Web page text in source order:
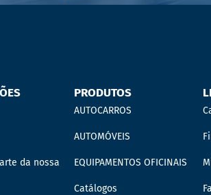
da nossa
PRODUTOS
AUTOCARROS
AUTOMÓVEIS
EQUIPAMENTOS OFICINAIS
Catálogos